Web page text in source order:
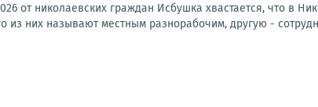
от николаевских граждан Исбушка хвастается, что в
из них называют местным разнорабочим, другую -